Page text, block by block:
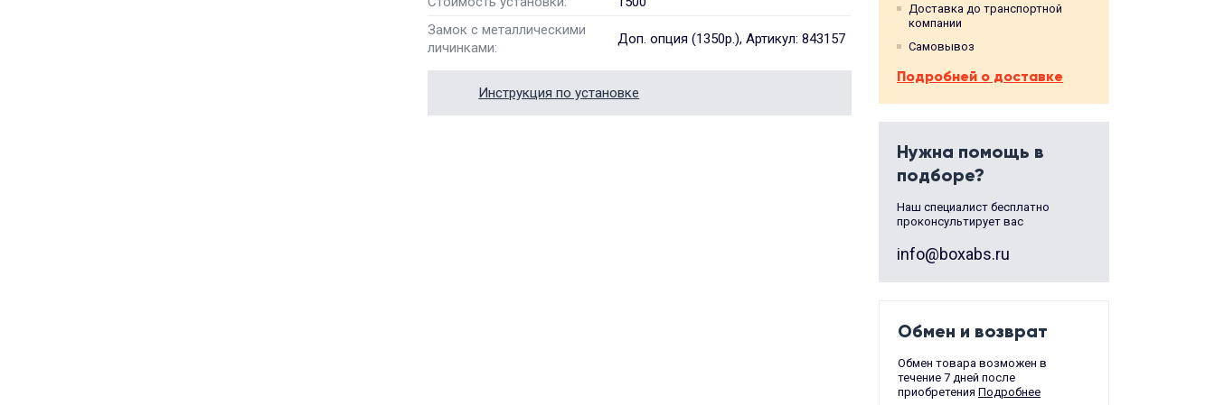
Замок с металлическими
личинками:
Доп. опция (1350р.), Артикул: 843157
Инструкция по установке
Доставка до транспортной
компании
Самовывоз
Подробней о доставке
Нужна помощь в
подборе?
Наш специалист бесплатно
проконсультирует вас
info@boxabs.ru
Обмен и возврат
Обмен товара возможен в
течение 7 дней после
приобретения Подробнее